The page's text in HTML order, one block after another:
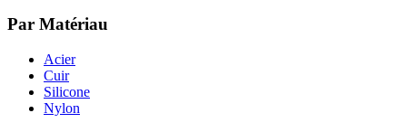
Par Matériau
Acier
Cuir
Silicone
Nylon